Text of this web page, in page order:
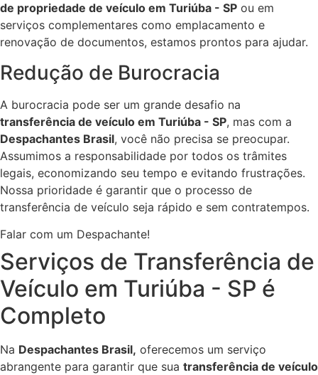
de propriedade de veículo em Turiúba - SP ou em
serviços complementares como emplacamento e
renovação de documentos, estamos prontos para ajudar.
Redução de Burocracia
A burocracia pode ser um grande desafio na
transferência de veículo em Turiúba - SP, mas com a
Despachantes Brasil, você não precisa se preocupar.
Assumimos a responsabilidade por todos os trâmites
legais, economizando seu tempo e evitando frustrações.
Nossa prioridade é garantir que o processo de
transferência de veículo seja rápido e sem contratempos.
Falar com um Despachante!
Serviços de Transferência de
Veículo em Turiúba - SP é
Completo
Na Despachantes Brasil, oferecemos um serviço
abrangente para garantir que sua transferência de veículo